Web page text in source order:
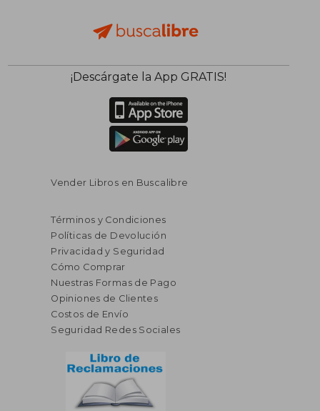
$ 61.18 45%
dcto.
¡Descárgate la App GRATIS!
Vender Libros en Buscalibre
Términos y Condiciones
Políticas de Devolución
Privacidad y Seguridad
Cómo Comprar
Nuestras Formas de Pago
Opiniones de Clientes
Costos de Envío
Seguridad Redes Sociales